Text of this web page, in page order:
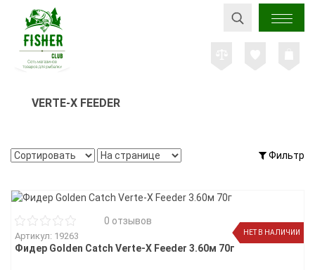
VERTE-X FEEDER
Фильтр
НЕТ В НАЛИЧИИ
0 отзывов
Артикул: 19263
Фидер Golden Catch Verte-X Feeder 3.60м 70г